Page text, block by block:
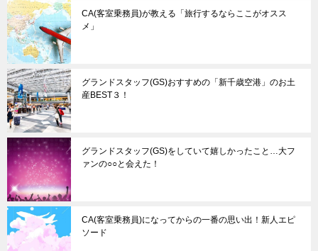
CA(客室乗務員)が教える「旅行するならここがオスス
メ」
グランドスタッフ(GS)おすすめの「新千歳空港」のお土
産BEST３！
グランドスタッフ(GS)をしていて嬉しかったこと…大フ
ァンの○○と会えた！
CA(客室乗務員)になってからの一番の思い出！新人エピ
ソード